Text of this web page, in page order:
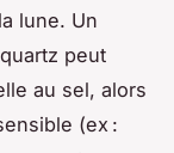
lune. Un
peut
au sel, alors
(ex :